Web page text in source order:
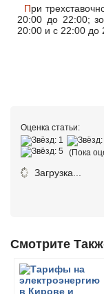
При трехставочном тарифе: зона пика – с 8:00 до 11:00 и с
20:00 до 22:00;
20:00 и с 22:00 до
Оценка статьи:
(Пока
Загрузка...
Смотрите